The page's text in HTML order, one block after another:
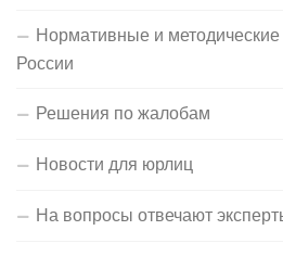
Нормативные и
России
Решения по жалобам
Новости для юрлиц
На вопросы отвечают